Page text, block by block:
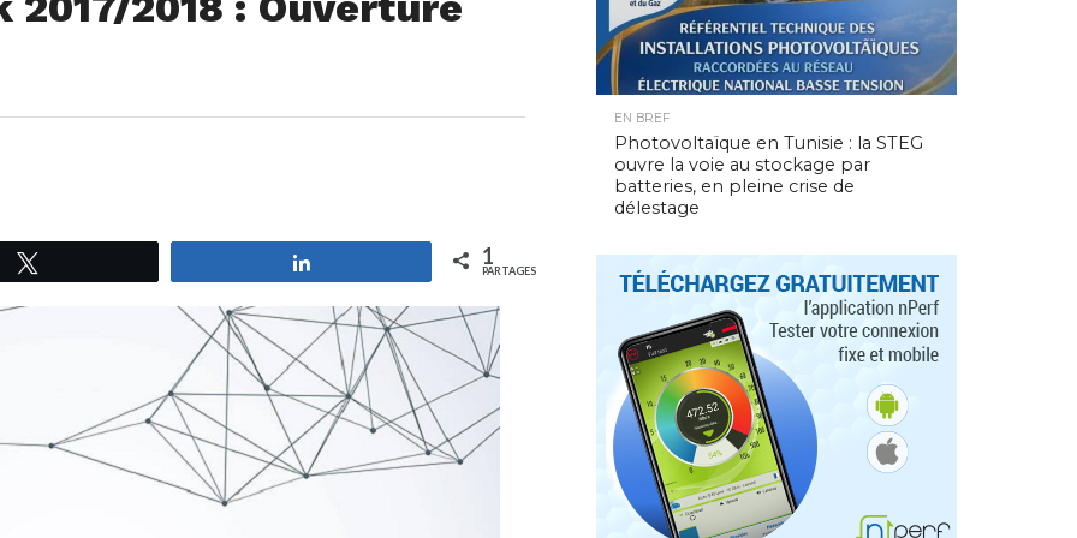
1
PARTAGES
EN BREF
Photovoltaïque en Tunisie : la STEG
ouvre la voie au stockage par
batteries, en pleine crise de
délestage